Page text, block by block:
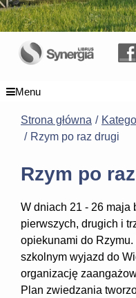
Menu
Strona główna
Rzym po raz drugi
Rzym po
W dniach 21 - 26 maja
pierwszych, drugich i
opiekunami do Rzymu.
szkolnym wyjazd do
organizację
Plan zwiedzania